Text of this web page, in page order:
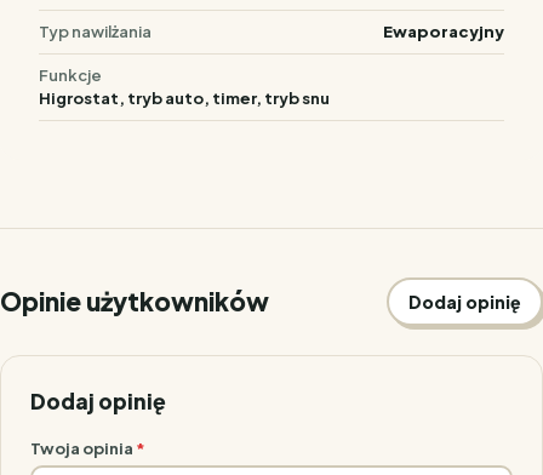
Typ nawilżania Ewaporacyjny
Funkcje
Higrostat, tryb auto, timer, tryb snu
Opinie użytkowników Dodaj opinię
Dodaj opinię
Twoja opinia *